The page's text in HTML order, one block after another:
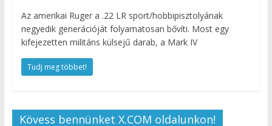
Az amerikai Ruger a .22 LR sport/hobbipisztolyának
negyedik generációját folyamatosan bővíti. Most egy
kifejezetten militáns külsejű darab, a Mark IV
Tudj meg többet!
Kövess bennünket X.COM oldalunkon!